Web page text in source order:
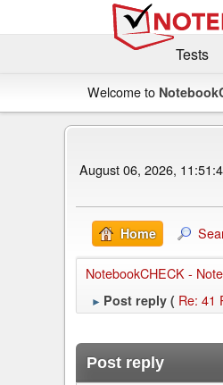
Tests
Welcome to
August 06, 2026,
Home
NotebookCHECK -
► Post reply ( Re: 41
Post reply